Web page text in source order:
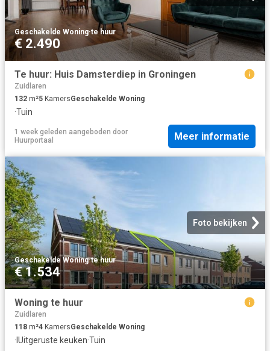
Geschakelde Woning·te huur
€ 2.490
Te huur: Huis Damsterdiep in Groningen
Zuidlaren
132 m²5 KamersGeschakelde Woning
·Tuin
1 week geleden aangeboden door
Huurportaal
Meer informatie
Foto bekijken
Geschakelde Woning·te huur
€ 1.534
Woning te huur
Zuidlaren
118 m²4 KamersGeschakelde Woning
· IUitgeruste keuken·Tuin